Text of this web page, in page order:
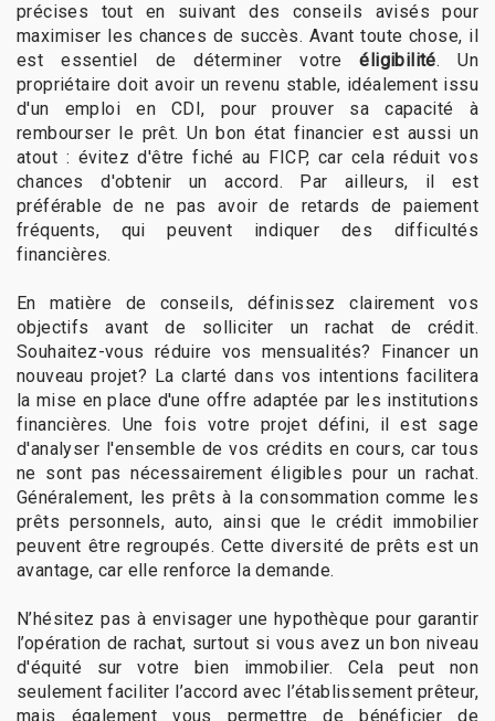
précises tout en suivant des conseils avisés pour
maximiser les chances de succès. Avant toute chose, il
est essentiel de déterminer votreéligibilité. Un
propriétaire doit avoir un revenu stable, idéalement issu
d'un emploi en CDI, pour prouver sa capacité à
rembourser le prêt. Un bon état financier est aussi un
atout : évitez d'être fiché au FICP, car cela réduit vos
chances d'obtenir un accord. Par ailleurs, il est
préférable de ne pas avoir de retards de paiement
fréquents, qui peuvent indiquer des difficultés
financières.
En matière de conseils, définissez clairement vos
objectifs avant de solliciter un rachat de crédit.
Souhaitez-vous réduire vos mensualités? Financer un
nouveau projet? La clarté dans vos intentions facilitera
la mise en place d'une offre adaptée par les institutions
financières. Une fois votre projet défini, il est sage
d'analyser l'ensemble de vos crédits en cours, car tous
ne sont pas nécessairement éligibles pour un rachat.
Généralement, les prêts à la consommation comme les
prêts personnels, auto, ainsi que le crédit immobilier
peuvent être regroupés. Cette diversité de prêts est un
avantage, car elle renforce la demande.
N’hésitez pas à envisager une hypothèque pour garantir
l’opération de rachat, surtout si vous avez un bon niveau
d'équité sur votre bien immobilier. Cela peut non
seulement faciliter l’accord avec l’établissement prêteur,
mais également vous permettre de bénéficier de